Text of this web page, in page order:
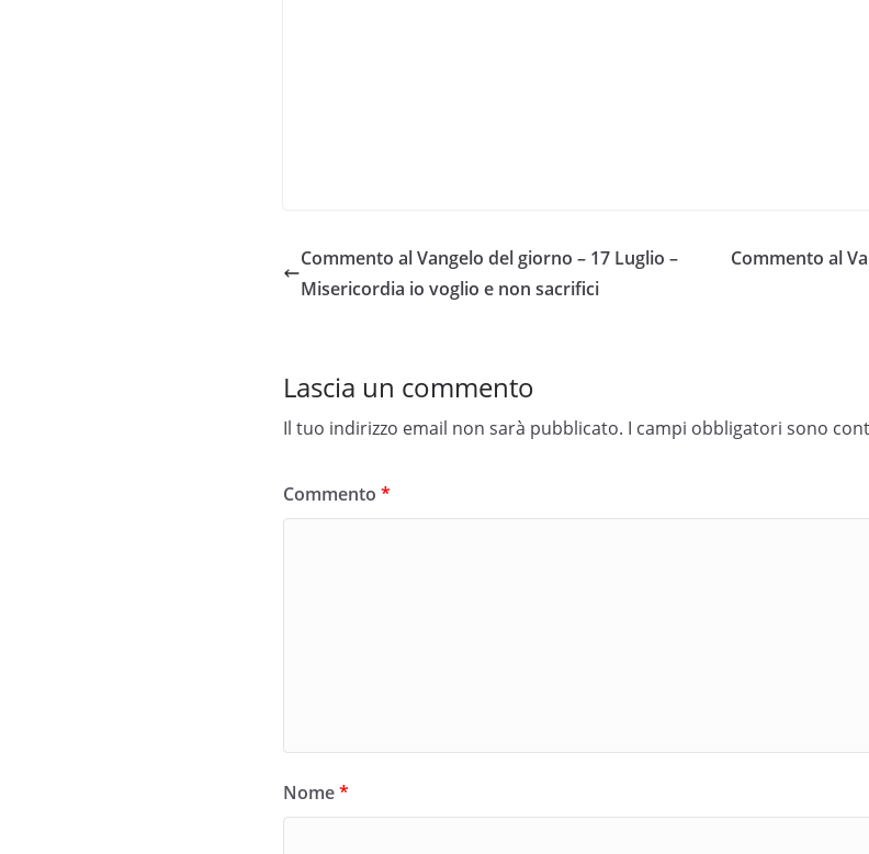
Commento al Vangelo del giorno – 17 Luglio –
Misericordia io voglio e non sacrifici
Commento al
Lascia un commento
Il tuo indirizzo email non sarà pubblicato. I campi obbligatori sono
Commento *
Nome*